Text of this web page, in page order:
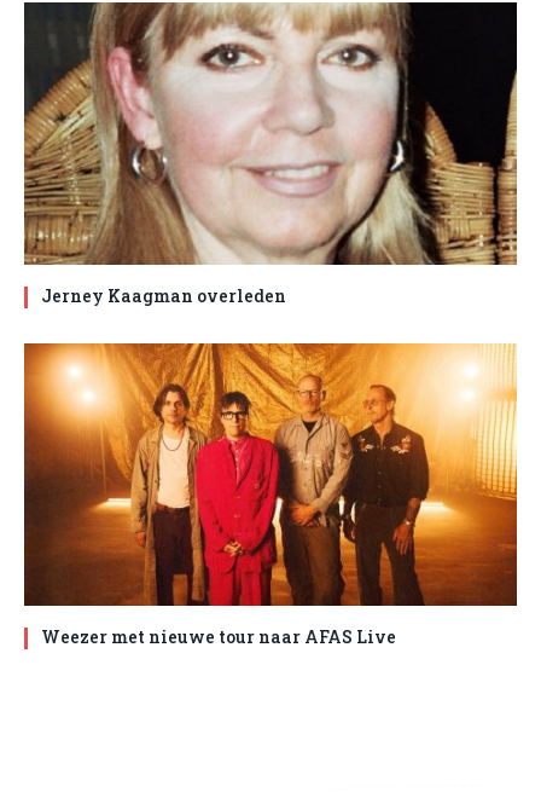
Jerney Kaagman overleden
Weezer met nieuwe tour naar AFAS Live